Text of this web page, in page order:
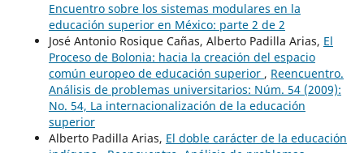
Encuentro sobre los sistemas modulares en la
educación superior en México: parte 2 de 2
José Antonio Rosique Cañas, Alberto Padilla Arias, El
Proceso de Bolonia: hacia la creación del espacio
común europeo de educación superior , Reencuentro.
Análisis de problemas universitarios: Núm. 54 (2009):
No. 54, La internacionalización de la educación
superior
Alberto Padilla Arias, El doble carácter de la educación